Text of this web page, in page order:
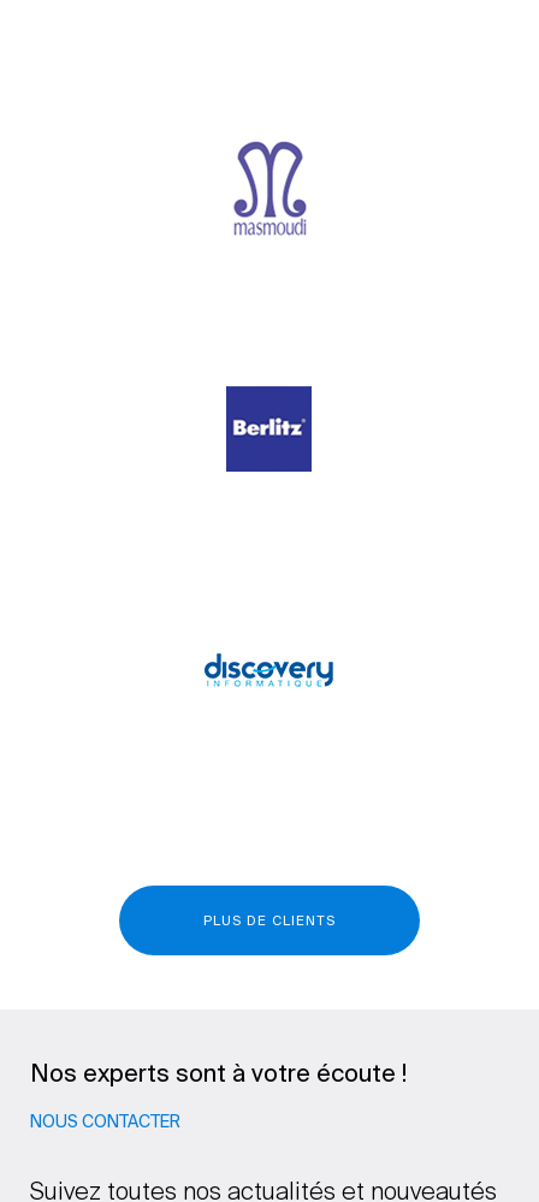
PLUS DE CLIENTS
Nos experts sont à votre écoute !
NOUS CONTACTER
Suivez toutes nos actualités et nouveautés